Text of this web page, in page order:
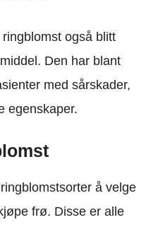
også blitt
Den har blant
med sårskader,
egenskaper.
å velge
frø. Disse er alle